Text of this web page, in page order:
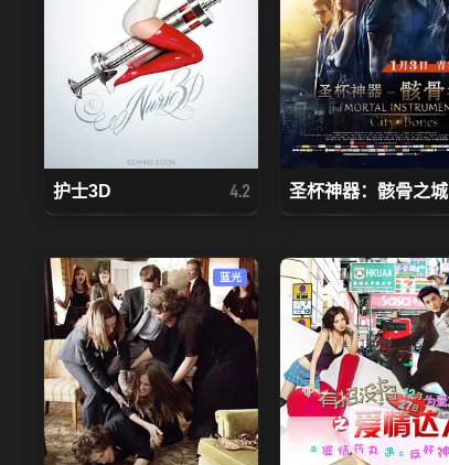
护士3D 4.2 圣杯神器：骸骨之城
蓝光